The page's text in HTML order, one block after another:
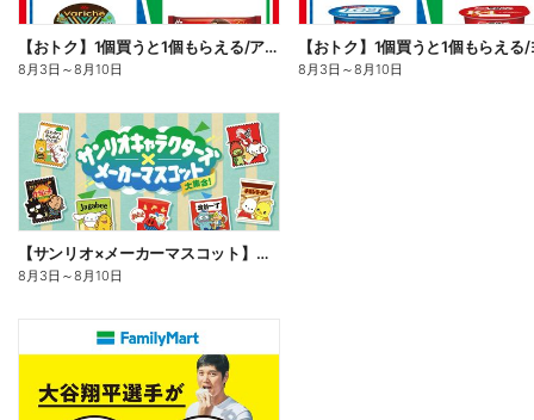
【おトク】1個買うと1個もらえる/アイス
8月3日 ～8月10日 8月3日 ～8月10日
【サンリオ×メーカーマスコット】オリジナルグッズ貰える!
8月3日 ～8月10日